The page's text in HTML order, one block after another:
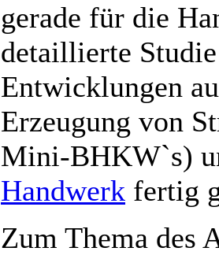
gerade für die
detaillierte
Entwicklungen
Erzeugung von
Mini-BHKW`s)
Handwerk fertig
Zum Thema des